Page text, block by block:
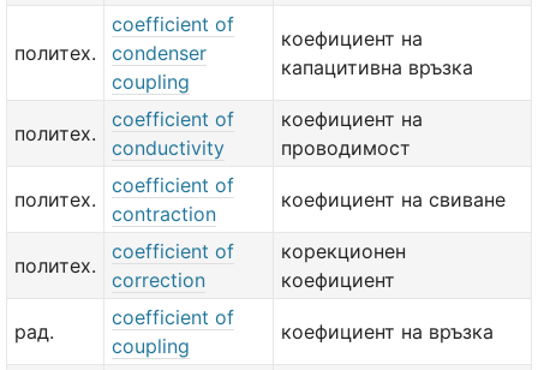
политех.
coefficient of
condenser
coupling
коефициент на
капацитивна връзка
политех.
coefficient of
conductivity
коефициент на
проводимост
политех.
coefficient of
contraction
коефициент на свиване
политех.
coefficient of
correction
корекционен
коефициент
рад.
coefficient of
coupling
коефициент на връзка